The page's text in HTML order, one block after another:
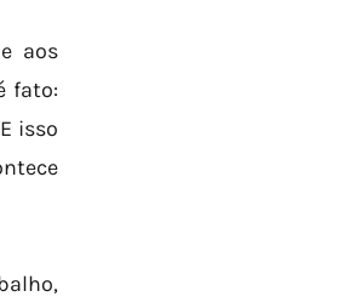
aos
fato:
isso